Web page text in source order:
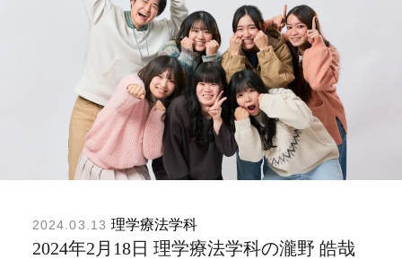
2024.03.13理学療法学科
2024年2月18日 理学療法学科の瀧野 皓哉